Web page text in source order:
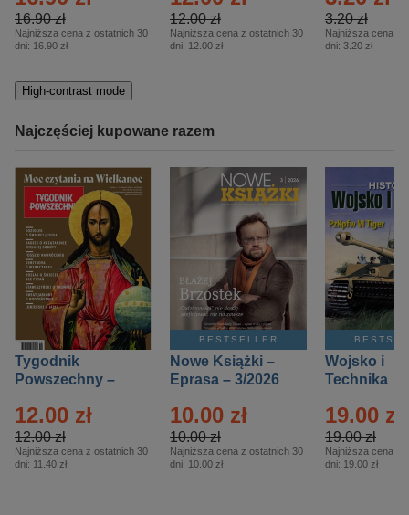
16.90 zł
Najniższa cena z ostatnich 30
dni: 16.90 zł
12.00 zł
Najniższa cena z ostatnich 30
dni: 12.00 zł
3.20 zł
Najniższa cena z
dni: 3.20 zł
High-contrast mode
Najczęściej kupowane razem
Tygodnik
Powszechny –
12.00 zł
12.00 zł
Najniższa cena z ostatnich 30
dni: 11.40 zł
BESTSELLER
Nowe Książki –
Eprasa – 3/2026
10.00 zł
10.00 zł
Najniższa cena z ostatnich 30
dni: 10.00 zł
Wojsko i
Technika
– 2/2026
19.00 zł
19.00 zł
Najniższa cena z
dni: 19.00 zł